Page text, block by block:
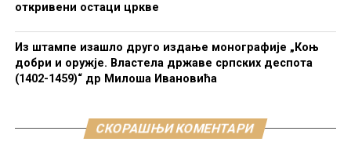
откривени остаци цркве
Из штампе изашло друго издање монографије „Коњ
добри и оружје. Властела државе српских деспота
(1402-1459)“ др Милоша Ивановића
СКОРАШЊИ КОМЕНТАРИ